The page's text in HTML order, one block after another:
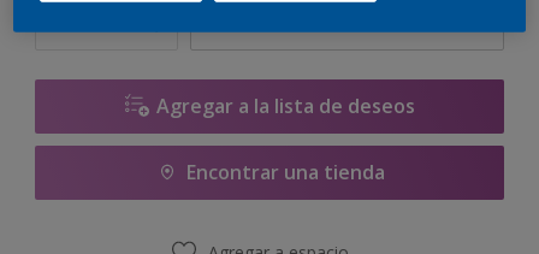
Agregar a la lista de deseos
Encontrar una tienda